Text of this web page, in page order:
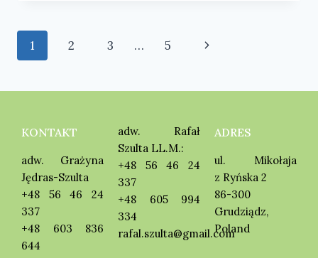
1 2 3 … 5
ADRES
ul. Mikołaja
z Ryńska 2
86-300
Grudziądz,
Poland
adw. Rafał
Szulta LL.M.:
+48 56 46 24
337
+48 605 994
334
rafal.szulta@gmail.com
KONTAKT
adw. Grażyna
Jędras-Szulta
+48 56 46 24
337
+48 603 836
644